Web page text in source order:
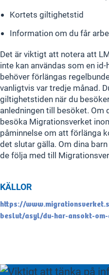
Kortets giltighetstid
Information om du får
Det är viktigt att notera att
inte kan användas som en
behöver förlängas
vanligtvis var tredje månad.
giltighetstiden när du
anledningen till besöket. Om
besöka Migrationsverket
påminnelse om att förlänga
det slutar gälla. Om dina
de följa med till
KÄLLOR
https://
beslut/asyl/du-har-ansokt-